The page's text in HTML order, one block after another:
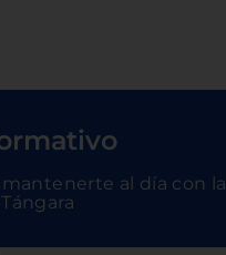
al día con la